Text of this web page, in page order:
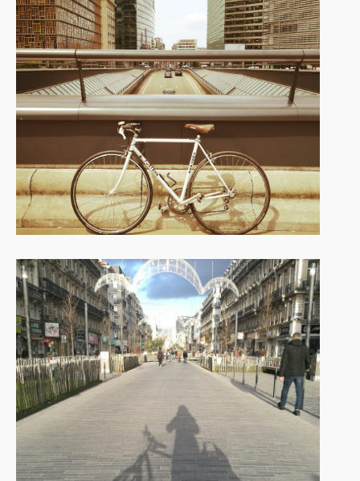
24 août 2023
Petit rappel du Code de la route
à l’usage des cyclistes… et des
automobilistes
8 février 2019
Une chaîne YouTube sur le vélo à
Bruxelles, pour quoi faire?